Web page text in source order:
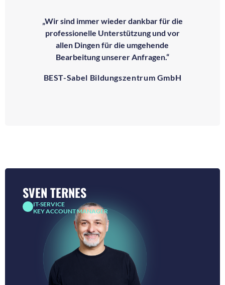
„Wir sind immer wieder dankbar für die
professionelle Unterstützung und vor
allen Dingen für die umgehende
Bearbeitung unserer Anfragen.“
BEST-Sabel Bildungszentrum GmbH
SVEN TERNES
IT-SERVICE
KEY ACCOUNT MANAGER